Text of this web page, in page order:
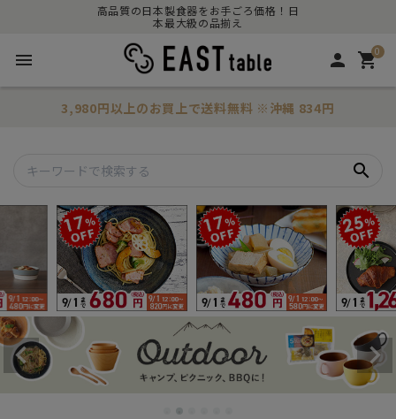
高品質の日本製食器をお手ごろ価格！日
本最大級の品揃え
menu person 0
shopping_cart
3,980円以上のお買上で送料無料 ※沖縄 834円
search